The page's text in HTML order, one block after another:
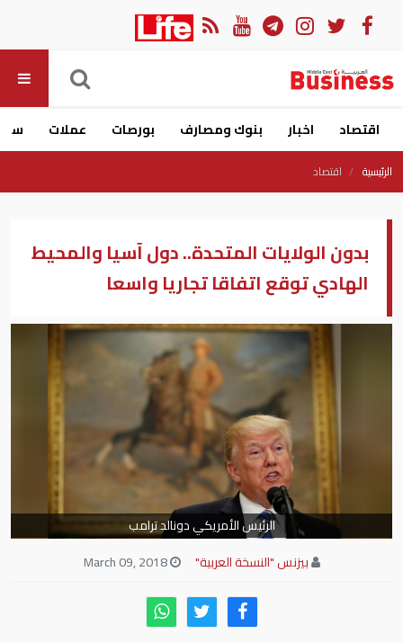
اقتصاد اخبار بنوك ومصارف بورصات عملات
الرئيسية اقتصاد
بدون الولايات المتحدة.. دول آسيا والمحيط
الهادي توقع اتفاقا تجاريا واسعا
الرئيس الأمريكي دونالد ترامب
بيزنس "النسخة العربية"
March 09, 2018